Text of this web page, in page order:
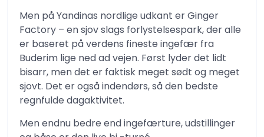
Men på Yandinas nordlige udkant er Ginger
Factory – en sjov slags forlystelsespark, der alle
er baseret på verdens fineste ingefær fra
Buderim lige ned ad vejen. Først lyder det lidt
bisarr, men det er faktisk meget sødt og meget
sjovt. Det er også indendørs, så den bedste
regnfulde dagaktivitet.
Men endnu bedre end ingefærture, udstillinger